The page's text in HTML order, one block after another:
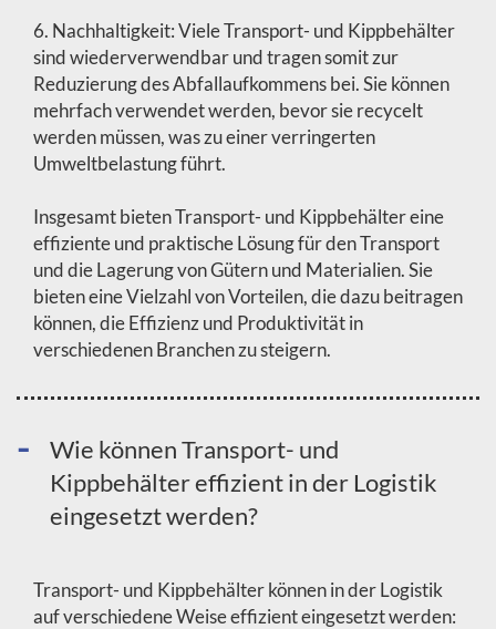
6. Nachhaltigkeit: Viele Transport- und Kippbehälter
sind wiederverwendbar und tragen somit zur
Reduzierung des Abfallaufkommens bei. Sie können
mehrfach verwendet werden, bevor sie recycelt
werden müssen, was zu einer verringerten
Umweltbelastung führt.
Insgesamt bieten Transport- und Kippbehälter eine
effiziente und praktische Lösung für den Transport
und die Lagerung von Gütern und Materialien. Sie
bieten eine Vielzahl von Vorteilen, die dazu beitragen
können, die Effizienz und Produktivität in
verschiedenen Branchen zu steigern.
Wie können Transport- und
Kippbehälter effizient in der Logistik
eingesetzt werden?
Transport- und Kippbehälter können in der Logistik
auf verschiedene Weise effizient eingesetzt werden: